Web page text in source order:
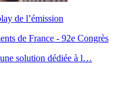
de l’émission
de France - 92e Congrès
solution dédiée à l…